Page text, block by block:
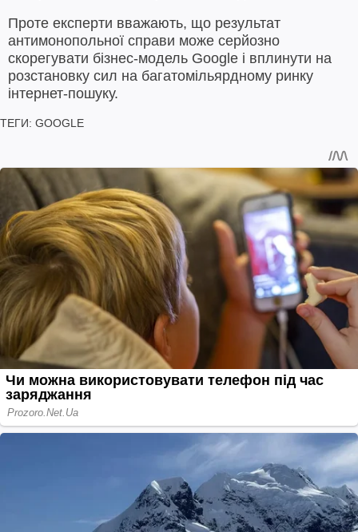
Проте експерти вважають, що результат
антимонопольної справи може серйозно
скорегувати бізнес-модель Google і вплинути на
розстановку сил на багатомільярдному ринку
інтернет-пошуку.
ТЕГИ: GOOGLE